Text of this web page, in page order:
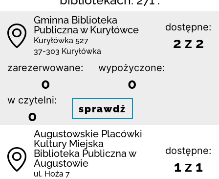
Gminna Biblioteka
Publiczna w Kuryłówce
Kuryłówka 527
37-303 Kuryłówka
dostępne:
2 z 2
zarezerwowane:
0
wypożyczone:
0
w czytelni:
0 sprawdź
Augustowskie Placówki
Kultury Miejska
Biblioteka Publiczna w
Augustowie
ul. Hoża 7
dostępne:
1 z 1